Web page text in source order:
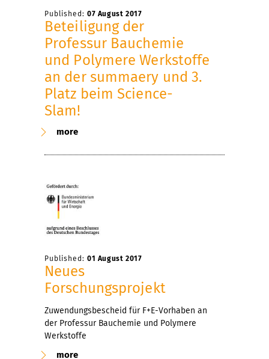
Published: 07 August 2017
Beteiligung der
Professur Bauchemie
und Polymere Werkstoffe
an der summaery und 3.
Platz beim Science-
Slam!
more
Published: 01 August 2017
Neues
Forschungsprojekt
Zuwendungsbescheid für F+E-Vorhaben an
der Professur Bauchemie und Polymere
Werkstoffe
more